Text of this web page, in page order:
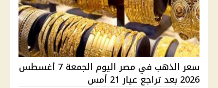
سعر الذهب في مصر اليوم الجمعة 7 أغسطس
2026 بعد تراجع عيار 21 أمس